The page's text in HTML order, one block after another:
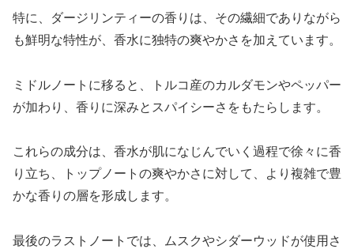
特に、ダージリンティーの香りは、その繊細でありながら
も鮮明な特性が、香水に独特の爽やかさを加えています。
ミドルノートに移ると、トルコ産のカルダモンやペッパー
が加わり、香りに深みとスパイシーさをもたらします。
これらの成分は、香水が肌になじんでいく過程で徐々に香
り立ち、トップノートの爽やかさに対して、より複雑で豊
かな香りの層を形成します。
最後のラストノートでは、ムスクやシダーウッドが使用さ